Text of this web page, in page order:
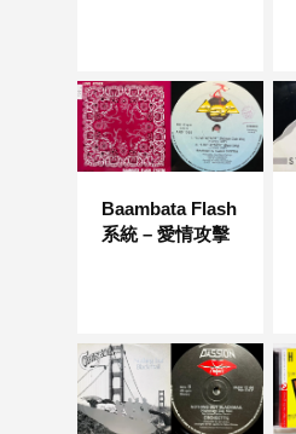
Baambata Flash
系統 – 愛情攻擊